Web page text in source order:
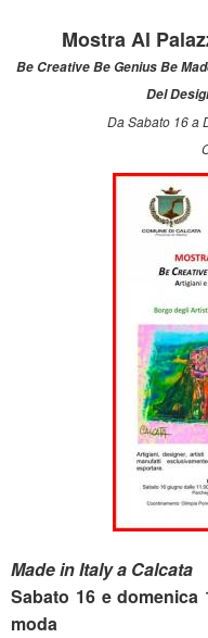
Mostra Al
Be Creative Be Genius Be
Del
Da Sabato 16 a
Made in Italy a Calcata
Sabato 16 e
moda